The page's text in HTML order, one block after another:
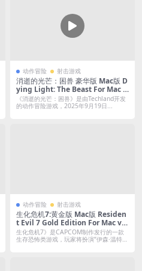
动作冒险 射击游戏
消逝的光芒：困兽 豪华版 Mac版 D
ying Light: The Beast For Mac v
1.2.0｜中文移植版｜末日丧尸生存
3A新作｜全DLC
《消逝的光芒：困兽》是由Techland开发
的动作冒险游戏，2025年9月19日...
动作冒险 射击游戏
生化危机7:黄金版 Mac版 Residen
t Evil 7 Gold Edition For Mac v2
0230508｜中文移植版｜全DLC
生化危机7》是CAPCOM制作发行的一款
生存恐怖类游戏，玩家将扮演“伊森·温特